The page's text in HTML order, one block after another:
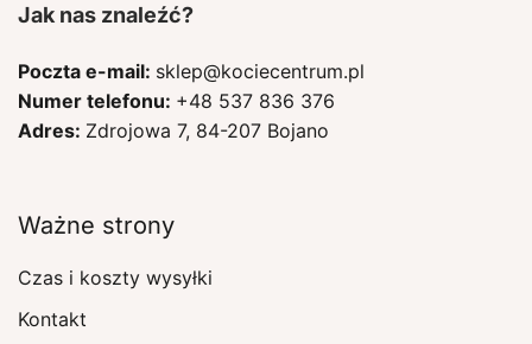
Jak nas znaleźć?
Poczta e-mail: sklep@kociecentrum.pl
Numer telefonu: +48 537 836 376
Adres: Zdrojowa 7, 84-207 Bojano
Ważne strony
Czas i koszty wysyłki
Kontakt